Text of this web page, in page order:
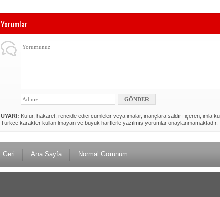
Yorumlar
UYARI: Küfür, hakaret, rencide edici cümleler veya imalar, inançlara saldırı içeren, imla
Türkçe karakter kullanılmayan ve büyük harflerle yazılmış yorumlar onaylanmamaktadır.
Geri Ana Sayfa Normal Görünüm